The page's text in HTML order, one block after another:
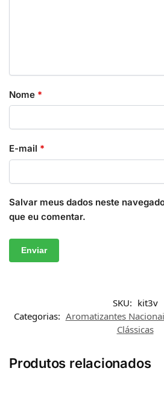
Nome *
E-mail *
Salvar meus dados neste
que eu comentar.
SKU: kit3v
Categorias: Aromatizantes
Clássicas
Produtos relacionados